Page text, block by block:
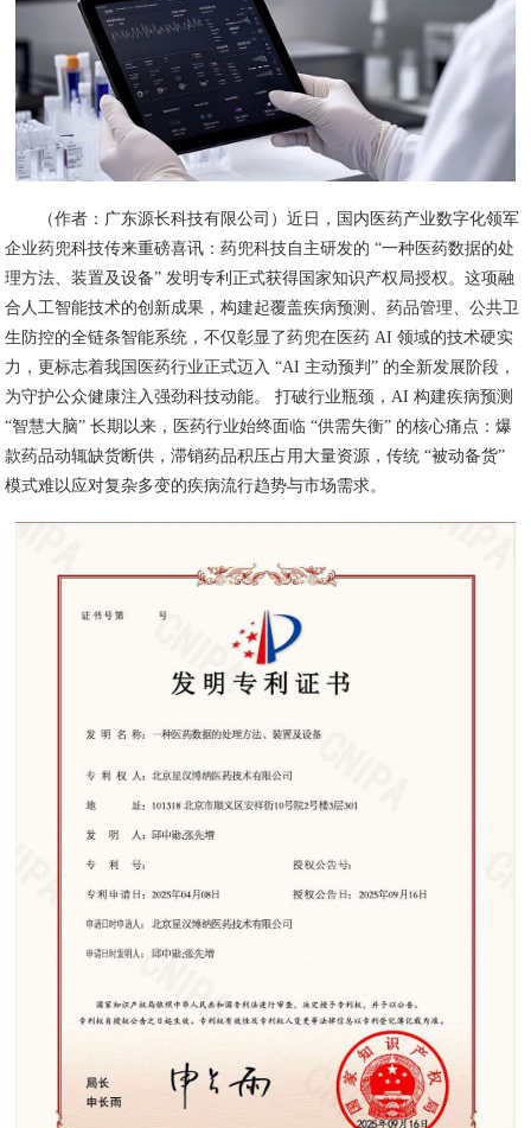
（作者：广东源长科技有限公司）近日，国内医药产业数字化领军
企业药兜科技传来重磅喜讯：药兜科技自主研发的 “一种医药数据的处
理方法、装置及设备” 发明专利正式获得国家知识产权局授权。这项融
合人工智能技术的创新成果，构建起覆盖疾病预测、药品管理、公共卫
生防控的全链条智能系统，不仅彰显了药兜在医药 AI 领域的技术硬实
力，更标志着我国医药行业正式迈入 “AI 主动预判” 的全新发展阶段，
为守护公众健康注入强劲科技动能。 打破行业瓶颈，AI 构建疾病预测
“智慧大脑” 长期以来，医药行业始终面临 “供需失衡” 的核心痛点：爆
款药品动辄缺货断供，滞销药品积压占用大量资源，传统 “被动备货”
模式难以应对复杂多变的疾病流行趋势与市场需求。